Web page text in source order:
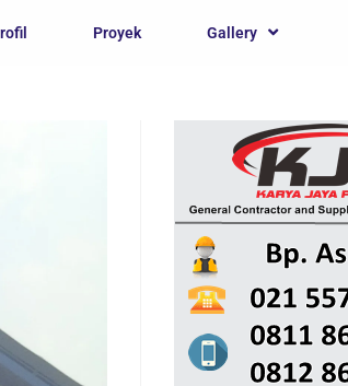
Proyek Gallery